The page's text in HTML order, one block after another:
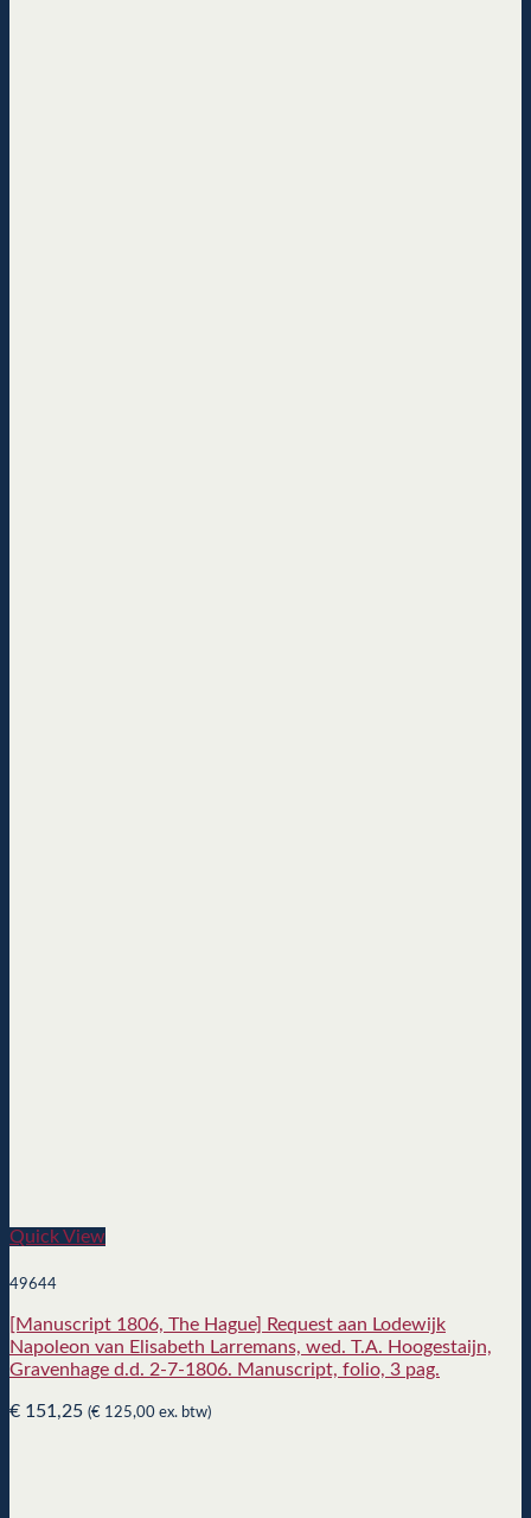
Quick View
49644
[Manuscript 1806, The Hague] Request aan Lodewijk
Napoleon van Elisabeth Larremans, wed. T.A. Hoogestaijn,
Gravenhage d.d. 2-7-1806. Manuscript, folio, 3 pag.
€ 151,25 (€ 125,00 ex. btw)